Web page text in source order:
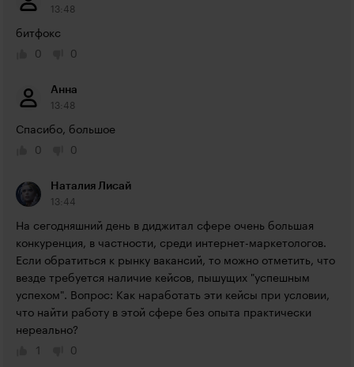
13:48
битфокс
0
0
Анна
13:48
Спасибо, большое
0
0
Наталия Лисай
13:44
На сегодняшний день в диджитал сфере очень большая
конкуренция, в частности, среди интернет-маркетологов.
Если обратиться к рынку вакансий, то можно отметить, что
везде требуется наличие кейсов, пышущих "успешным
успехом". Вопрос: Как наработать эти кейсы при условии,
что найти работу в этой сфере без опыта практически
нереально?
1
0